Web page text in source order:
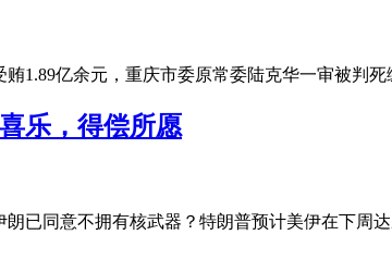
1.89亿余元，重庆市委原常委陆克华一审被判
乐，得偿所愿
已同意不拥有核武器？特朗普预计美伊在下周